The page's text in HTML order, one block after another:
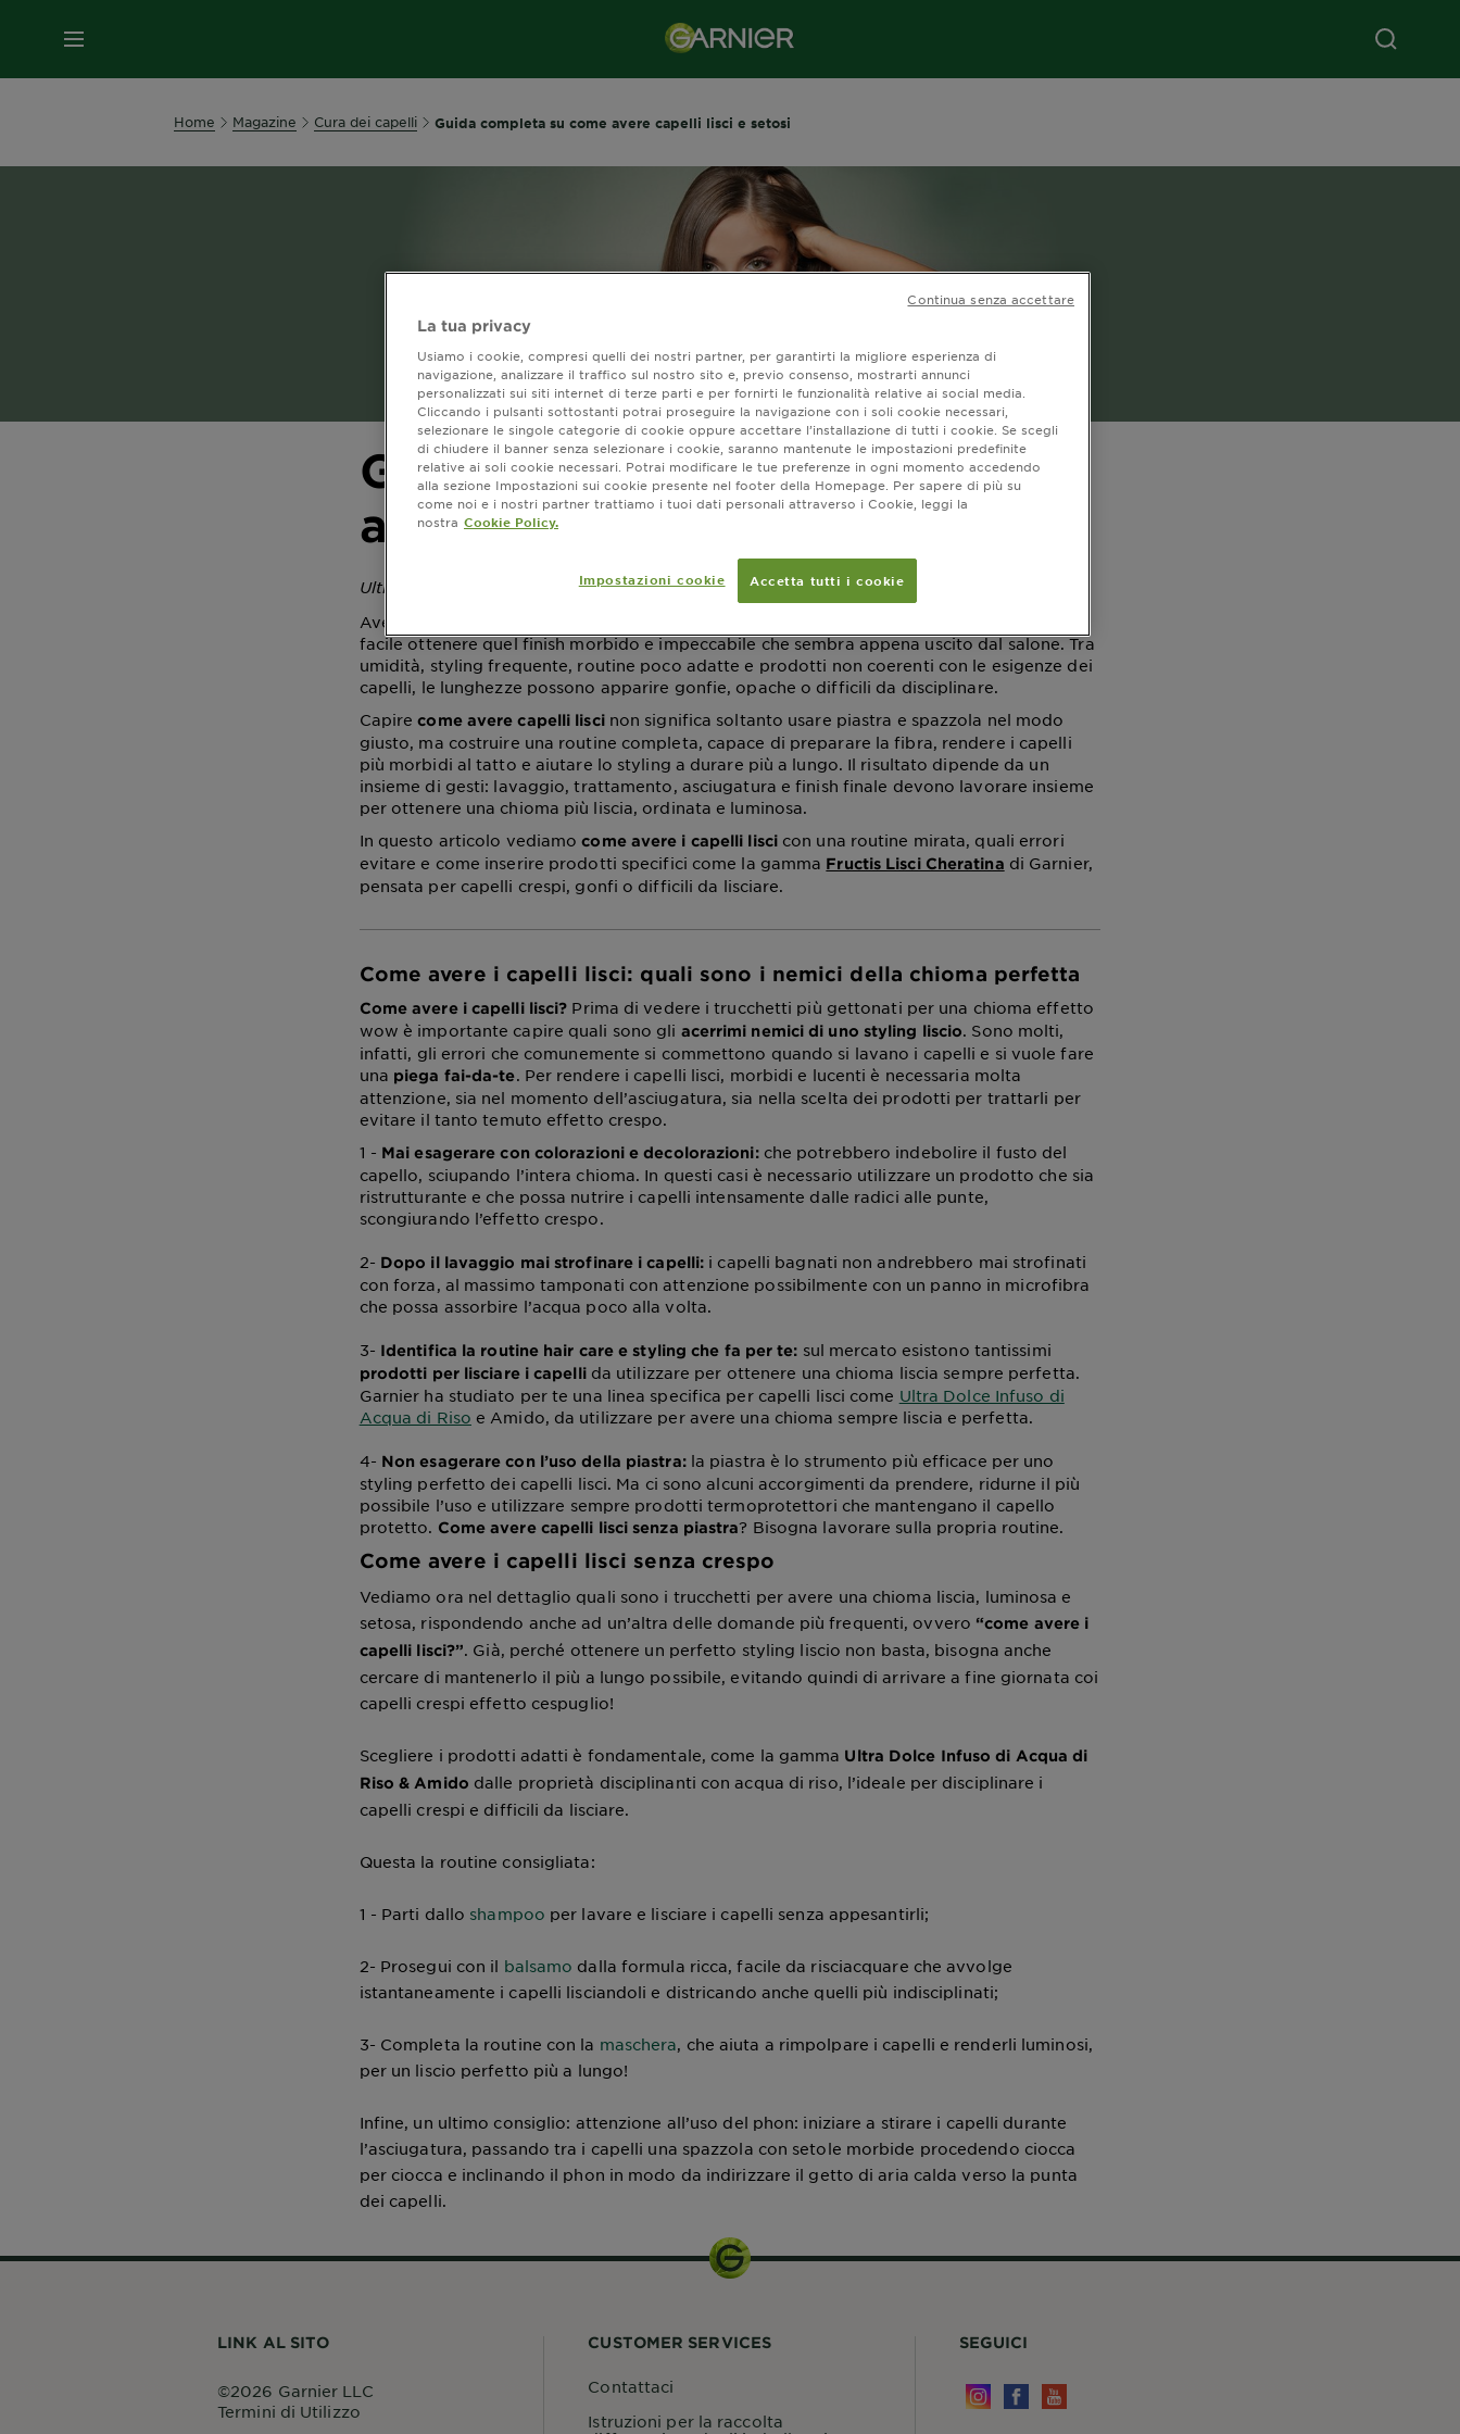
MENU
Home Magazine Cura dei capelli Guida completa su come avere capelli lisci e setosi
Guida completa su come
avere capelli lisci e setosi
Ultimo aggiornamento agosto 04, 2026
Avere capelli lisci, lucenti e ordinati è il desiderio di moltissime persone, ma non sempre è
facile ottenere quel finish morbido e impeccabile che sembra appena uscito dal salone. Tra
umidità, styling frequente, routine poco adatte e prodotti non coerenti con le esigenze dei
capelli, le lunghezze possono apparire gonfie, opache o difficili da disciplinare.
Capirecome avere capelli liscinon significa soltanto usare piastra e spazzola nel modo
giusto, ma costruire una routine completa, capace di preparare la fibra, rendere i capelli
più morbidi al tatto e aiutare lo styling a durare più a lungo. Il risultato dipende da un
insieme di gesti: lavaggio, trattamento, asciugatura e finish finale devono lavorare insieme
per ottenere una chioma più liscia, ordinata e luminosa.
In questo articolo vediamocome avere i capelli liscicon una routine mirata, quali errori
evitare e come inserire prodotti specifici come la gamma Fructis Lisci Cheratina di Garnier,
pensata per capelli crespi, gonfi o difficili da lisciare.
Come avere i capelli lisci: quali sono i nemici della chioma perfetta
Come avere i capelli lisci? Prima di vedere i trucchetti più gettonati per una chioma effetto
wow è importante capire quali sono gli acerrimi nemici di uno styling liscio. Sono molti,
infatti, gli errori che comunemente si commettono quando si lavano i capelli e si vuole fare
una piega fai-da-te. Per rendere i capelli lisci, morbidi e lucenti è necessaria molta
attenzione, sia nel momento dell’asciugatura, sia nella scelta dei prodotti per trattarli per
evitare il tanto temuto effetto crespo.
1 - Mai esagerare con colorazioni e decolorazioni:che potrebbero indebolire il fusto del
capello, sciupando l’intera chioma. In questi casi è necessario utilizzare un prodotto che sia
ristrutturante e che possa nutrire i capelli intensamente dalle radici alle punte,
scongiurando l’effetto crespo.
2- Dopo il lavaggio mai strofinare i capelli: i capelli bagnati non andrebbero mai strofinati
con forza, al massimo tamponati con attenzione possibilmente con un panno in microfibra
che possa assorbire l’acqua poco alla volta.
3- Identifica la routine hair care e styling che fa per te: sul mercato esistono tantissimi
prodotti per lisciare i capellida utilizzare per ottenere una chioma liscia sempre perfetta.
Garnier ha studiato per te una linea specifica per capelli lisci come Ultra Dolce Infuso di
Acqua di Riso e Amido, da utilizzare per avere una chioma sempre liscia e perfetta.
4- Non esagerare con l’uso della piastra:la piastra è lo strumento più efficace per uno
styling perfetto dei capelli lisci. Ma ci sono alcuni accorgimenti da prendere, ridurne il più
possibile l’uso e utilizzare sempre prodotti termoprotettori che mantengano il capello
protetto. Come avere capelli lisci senza piastra? Bisogna lavorare sulla propria routine.
Come avere i capelli lisci senza crespo
Vediamo ora nel dettaglio quali sono i trucchetti per avere una chioma liscia, luminosa e
setosa, rispondendo anche ad un’altra delle domande più frequenti, ovvero “come avere i
capelli lisci?”. Già, perché ottenere un perfetto styling liscio non basta, bisogna anche
cercare di mantenerlo il più a lungo possibile, evitando quindi di arrivare a fine giornata coi
capelli crespi effetto cespuglio!
Scegliere i prodotti adatti è fondamentale, come la gamma Ultra Dolce Infuso di Acqua di
Riso & Amido dalle proprietà disciplinanti con acqua di riso, l’ideale per disciplinare i
capelli crespi e difficili da lisciare.
Questa la routine consigliata:
1 - Parti dallo shampoo per lavare e lisciare i capelli senza appesantirli;
2- Prosegui con il balsamo dalla formula ricca, facile da risciacquare che avvolge
istantaneamente i capelli lisciandoli e districando anche quelli più indisciplinati;
3- Completa la routine con la maschera, che aiuta a rimpolpare i capelli e renderli luminosi,
per un liscio perfetto più a lungo!
Infine, un ultimo consiglio: attenzione all’uso del phon: iniziare a stirare i capelli durante
l’asciugatura, passando tra i capelli una spazzola con setole morbide procedendo ciocca
per ciocca e inclinando il phon in modo da indirizzare il getto di aria calda verso la punta
dei capelli.
LINK AL SITO
Termini di Utilizzo
©2026 Garnier LLC
CUSTOMER SERVICES
Contattaci
Istruzioni per la raccolta
SEGUICI
La tua privacy
Usiamo i cookie, compresi quelli dei nostri partner, per garantirti la migliore esperienza di
navigazione, analizzare il traffico sul nostro sito e, previo consenso, mostrarti annunci
personalizzati sui siti internet di terze parti e per fornirti le funzionalità relative ai social media.
Cliccando i pulsanti sottostanti potrai proseguire la navigazione con i soli cookie necessari,
selezionare le singole categorie di cookie oppure accettare l’installazione di tutti i cookie. Se scegli
di chiudere il banner senza selezionare i cookie, saranno mantenute le impostazioni predefinite
relative ai soli cookie necessari. Potrai modificare le tue preferenze in ogni momento accedendo
alla sezione Impostazioni sui cookie presente nel footer della Homepage. Per sapere di più su
come noi e i nostri partner trattiamo i tuoi dati personali attraverso i Cookie, leggi la
nostra Cookie Policy.
Impostazioni cookie Accetta tutti i cookie
Continua senza accettare